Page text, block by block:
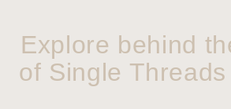
Explore behind
of Single